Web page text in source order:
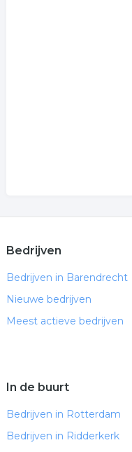
Bedrijven
Bedrijven in Barendrecht
Nieuwe bedrijven
Meest actieve bedrijven
In de buurt
Bedrijven in Rotterdam
Bedrijven in Ridderkerk